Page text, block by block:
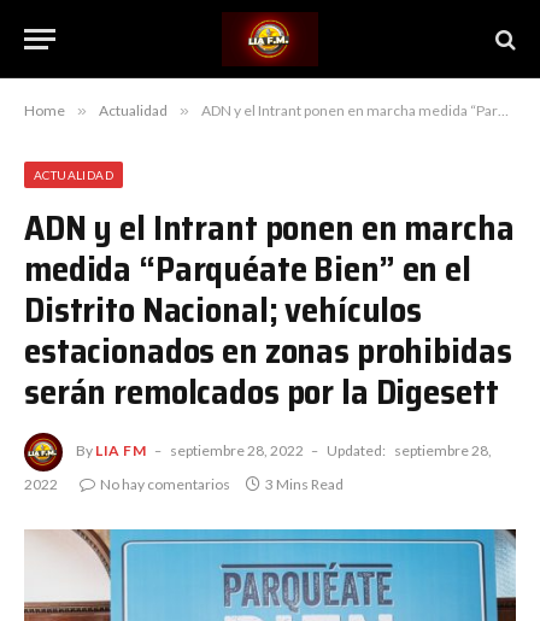
Home » Actualidad » ADN y el Intrant ponen en marcha medida “Parquéate Bien” en el Distrito Nacional; vehículos estacionados en zonas prohibidas serán remolcados por la Digesett
ACTUALIDAD
ADN y el Intrant ponen en marcha
medida “Parquéate Bien” en el
Distrito Nacional; vehículos
estacionados en zonas prohibidas
serán remolcados por la Digesett
By LIA FM septiembre 28, 2022 Updated: septiembre 28,
2022
No hay comentarios 3 Mins Read